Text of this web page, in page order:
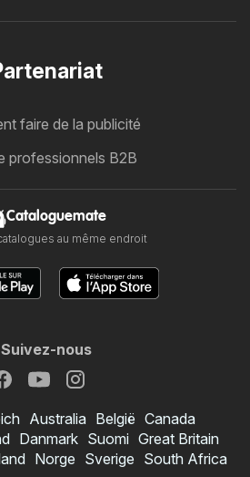
faire de la publicité
professionnels B2B
Cataloguemate
au même endroit
Suivez-nous
Australia België Canada
Danmark Suomi Great Britain
Norge Sverige South Africa